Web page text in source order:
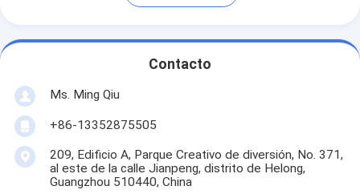
Contacto
Ms. Ming Qiu
+86-13352875505
209, Edificio A, Parque Creativo de diversión, No. 371,
al este de la calle Jianpeng, distrito de Helong,
Guangzhou 510440, China